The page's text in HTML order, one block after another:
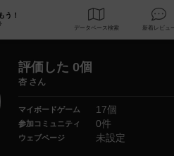
う！
データベース 検索
評価した 0個
杏 さん
マイボードゲーム 17個
参加コミュニティ 0件
ウェブページ 未設定